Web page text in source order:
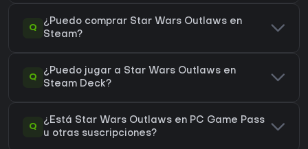
Q
¿Puedo comprar Star Wars Outlaws en
Steam?
Q
¿Puedo jugar a Star Wars Outlaws en
Steam Deck?
Q
¿Está Star Wars Outlaws en PC Game Pass
u otras suscripciones?